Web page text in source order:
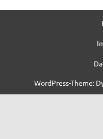
WordPress-Theme: